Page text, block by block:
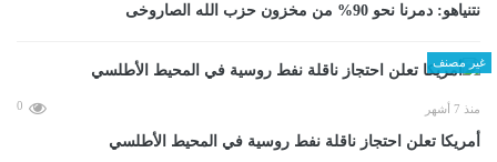
نتنياهو: دمرنا نحو 90% من مخزون حزب الله الصاروخى
غير مصنف
منذ 7 أشهر 0
أمريكا تعلن احتجاز ناقلة نفط روسية في المحيط الأطلسي